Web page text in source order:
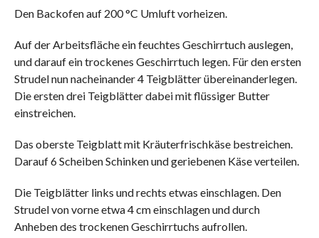
Den Backofen auf 200 °C Umluft vorheizen.
Auf der Arbeitsfläche ein feuchtes Geschirrtuch auslegen,
und darauf ein trockenes Geschirrtuch legen. Für den ersten
Strudel nun nacheinander 4 Teigblätter übereinanderlegen.
Die ersten drei Teigblätter dabei mit flüssiger Butter
einstreichen.
Das oberste Teigblatt mit Kräuterfrischkäse bestreichen.
Darauf 6 Scheiben Schinken und geriebenen Käse verteilen.
Die Teigblätter links und rechts etwas einschlagen. Den
Strudel von vorne etwa 4 cm einschlagen und durch
Anheben des trockenen Geschirrtuchs aufrollen.